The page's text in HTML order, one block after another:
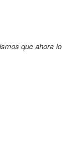
que ahora lo